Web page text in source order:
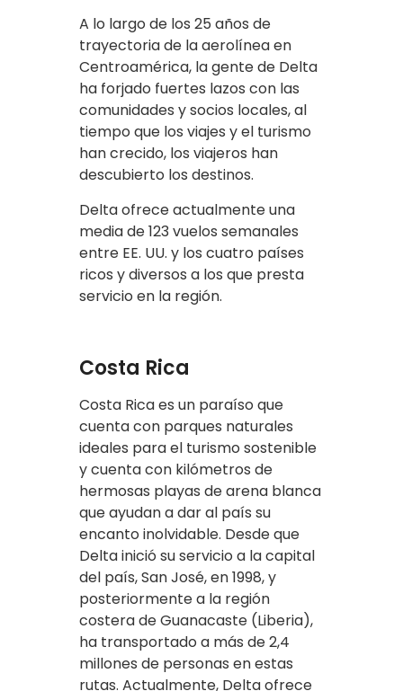
A lo largo de los 25 años de
trayectoria de la aerolínea en
Centroamérica, la gente de Delta
ha forjado fuertes lazos con las
comunidades y socios locales, al
tiempo que los viajes y el turismo
han crecido, los viajeros han
descubierto los destinos.
Delta ofrece actualmente una
media de 123 vuelos semanales
entre EE. UU. y los cuatro países
ricos y diversos a los que presta
servicio en la región.
Costa Rica
Costa Rica es un paraíso que
cuenta con parques naturales
ideales para el turismo sostenible
y cuenta con kilómetros de
hermosas playas de arena blanca
que ayudan a dar al país su
encanto inolvidable. Desde que
Delta inició su servicio a la capital
del país, San José, en 1998, y
posteriormente a la región
costera de Guanacaste (Liberia),
ha transportado a más de 2,4
millones de personas en estas
rutas. Actualmente, Delta ofrece